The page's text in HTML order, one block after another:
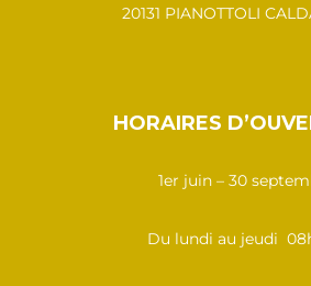
20131 PIANOTTOLI
HORAIRES
1er juin – 30
Du lundi au jeudi